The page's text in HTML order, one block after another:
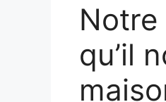
qu’il